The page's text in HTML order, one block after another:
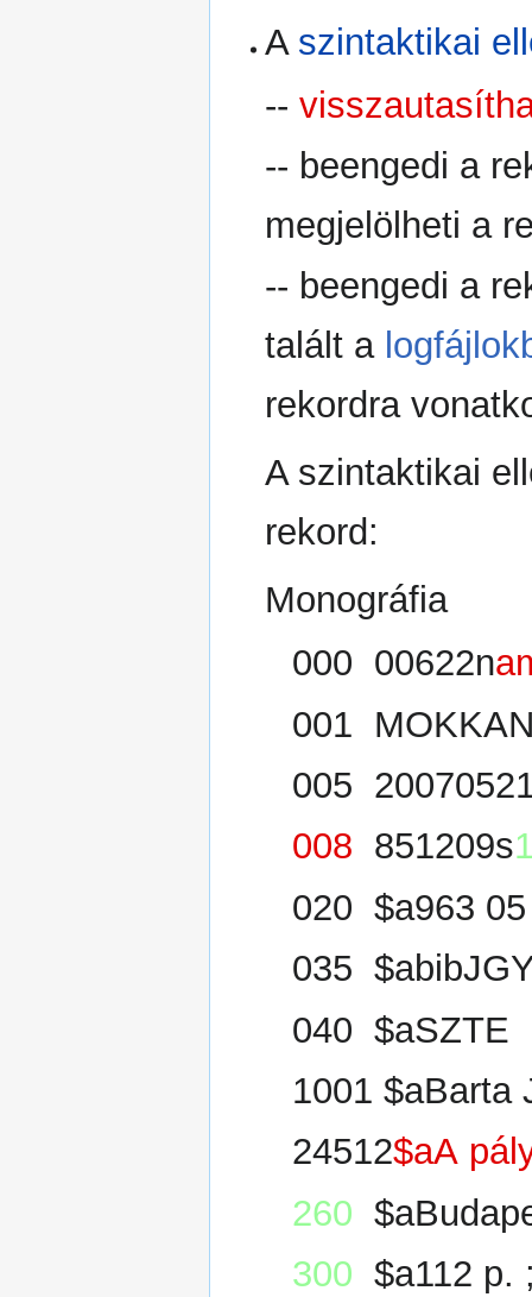
A szintaktikai
--
-- beengedi a
megjelölheti a
-- beengedi a
talált a
rekordra
A szintaktikai
rekord:
Monográfia
000 00622n
001
005
008 851209s
020 $a963
035
040 $aSZTE
1001 $aBarta
24512$aA
260
300 $a112 p.